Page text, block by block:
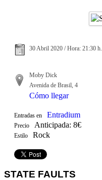
30 Abril 2020 / Hora: 21:30 h.
Moby Dick
Avenida de Brasil, 4
Cómo llegar
Entradas en Entradium
Precio Anticipada: 8€
Estilo Rock
STATE FAULTS